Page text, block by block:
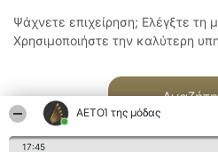
ΑΕΤΟΊ της μόδας
17:45
Ψάχνετε επιχείρηση; Ελέγξτε τη
Χρησιμοποιήστε την καλύτερη